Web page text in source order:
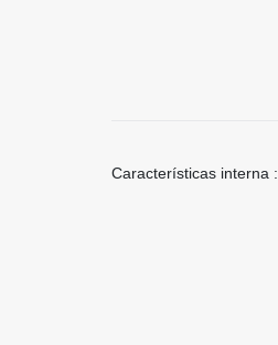
Características interna :